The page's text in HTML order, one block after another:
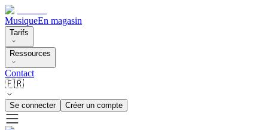
MusiqueEn magasin
Tarifs
Ressources
Contact
🇫🇷
Se connecter Créer un compte